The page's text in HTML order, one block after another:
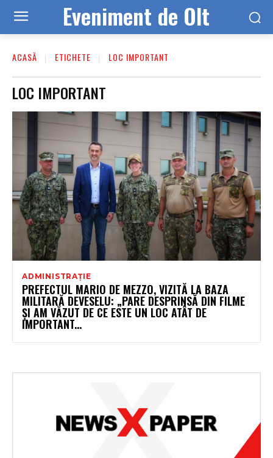
Eveniment de Olt
ACASĂ ETICHETE LOC IMPORTANT
LOC IMPORTANT
ADMINISTRAȚIE
PREFECTUL MARIO DE MEZZO, VIZITĂ LA BAZA
MILITARĂ DEVESELU: „PARE DESPRINSĂ DIN FILME
ȘI AM VĂZUT DE CE ESTE UN LOC ATÂT DE
IMPORTANT...